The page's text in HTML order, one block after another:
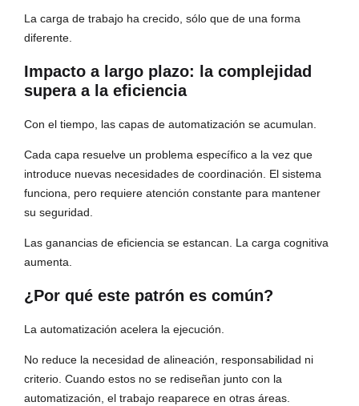
La carga de trabajo ha crecido, sólo que de una forma
diferente.
Impacto a largo plazo: la complejidad
supera a la eficiencia
Con el tiempo, las capas de automatización se acumulan.
Cada capa resuelve un problema específico a la vez que
introduce nuevas necesidades de coordinación. El sistema
funciona, pero requiere atención constante para mantener
su seguridad.
Las ganancias de eficiencia se estancan. La carga cognitiva
aumenta.
¿Por qué este patrón es común?
La automatización acelera la ejecución.
No reduce la necesidad de alineación, responsabilidad ni
criterio. Cuando estos no se rediseñan junto con la
automatización, el trabajo reaparece en otras áreas.